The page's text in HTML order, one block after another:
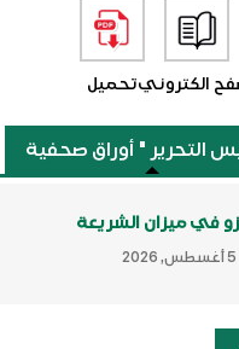
الكترونيتحميل
التحرير " أوراق صحفية
في ميزان الشريعة
5 أغسطس, 2026